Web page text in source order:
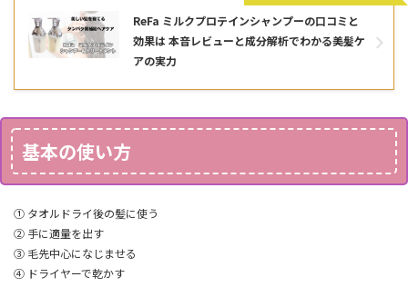
ReFa ミルクプロテインシャンプーの口コミと
効果は 本音レビューと成分解析でわかる美髪ケ
アの実力
基本の使い方
① タオルドライ後の髪に使う
② 手に適量を出す
③ 毛先中心になじませる
④ ドライヤーで乾かす